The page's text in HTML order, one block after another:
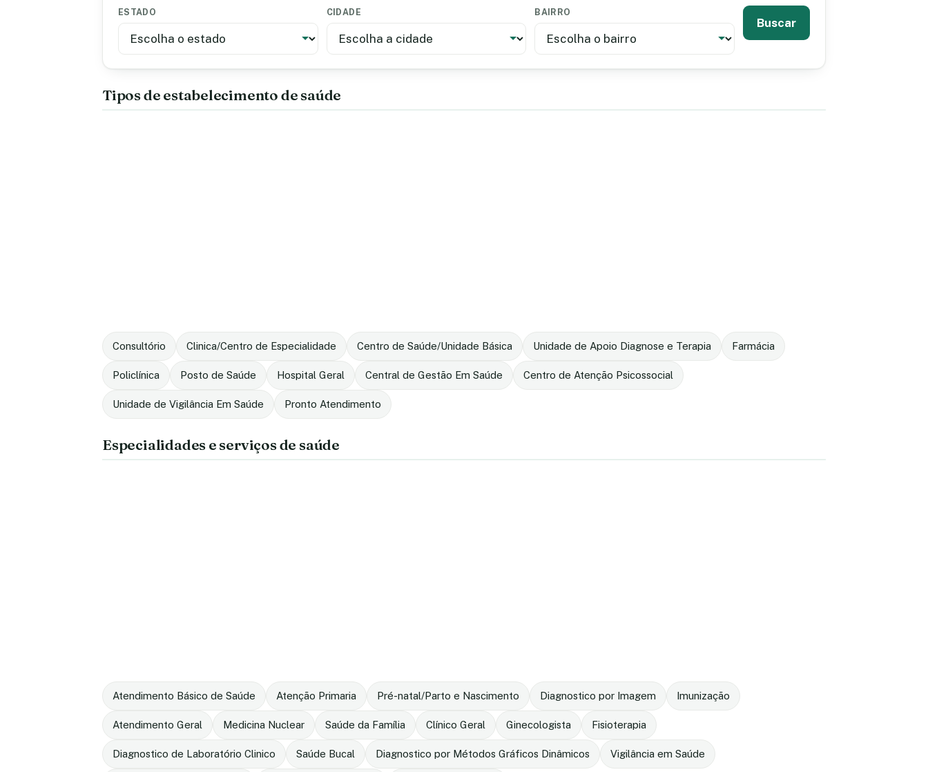
ESTADO CIDADE BAIRRO
Buscar
Tipos de estabelecimento de saúde
Consultório Clinica/Centro de Especialidade Centro de Saúde/Unidade Básica Unidade de Apoio Diagnose e Terapia Farmácia
Policlínica Posto de Saúde Hospital Geral Central de Gestão Em Saúde Centro de Atenção Psicossocial
Unidade de Vigilância Em Saúde Pronto Atendimento
Especialidades e serviços de saúde
Atendimento Básico de Saúde Atenção Primaria Pré-natal/Parto e Nascimento Diagnostico por Imagem Imunização
Atendimento Geral Medicina Nuclear Saúde da Família Clínico Geral Ginecologista Fisioterapia
Diagnostico de Laboratório Clinico Saúde Bucal Diagnostico por Métodos Gráficos Dinâmicos Vigilância em Saúde